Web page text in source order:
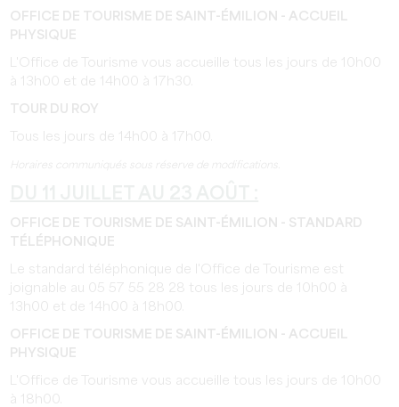
OFFICE DE TOURISME DE SAINT-ÉMILION - ACCUEIL
PHYSIQUE
L'Office de Tourisme vous accueille tous les jours de 10h00
à 13h00 et de 14h00 à 17h30.
TOUR DU ROY
Tous les jours de 14h00 à 17h00.
OFFICE DE TOURISME DE SAINT-ÉMILION - STANDARD
TÉLÉPHONIQUE
Le standard téléphonique de l'Office de Tourisme est
joignable au 05 57 55 28 28 tous les jours de 10h00 à
13h00 et de 14h00 à 18h00.
OFFICE DE TOURISME DE SAINT-ÉMILION - ACCUEIL
PHYSIQUE
L'Office de Tourisme vous accueille tous les jours de 10h00
à 18h00.